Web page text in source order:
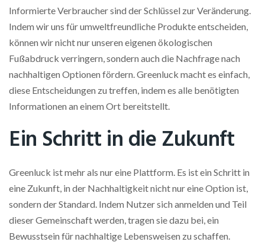
Informierte Verbraucher sind der Schlüssel zur Veränderung.
Indem wir uns für umweltfreundliche Produkte entscheiden,
können wir nicht nur unseren eigenen ökologischen
Fußabdruck verringern, sondern auch die Nachfrage nach
nachhaltigen Optionen fördern. Greenluck macht es einfach,
diese Entscheidungen zu treffen, indem es alle benötigten
Informationen an einem Ort bereitstellt.
Ein Schritt in die Zukunft
Greenluck ist mehr als nur eine Plattform. Es ist ein Schritt in
eine Zukunft, in der Nachhaltigkeit nicht nur eine Option ist,
sondern der Standard. Indem Nutzer sich anmelden und Teil
dieser Gemeinschaft werden, tragen sie dazu bei, ein
Bewusstsein für nachhaltige Lebensweisen zu schaffen.